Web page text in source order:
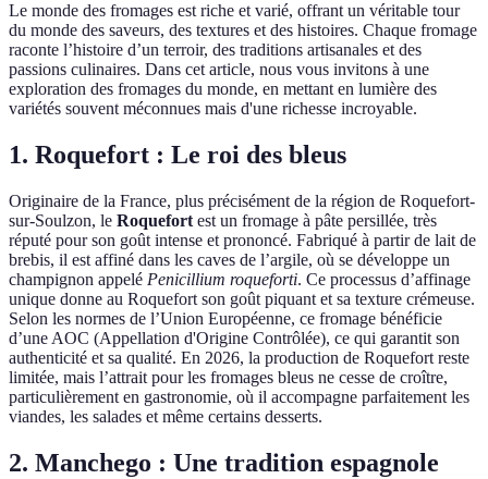
Le monde des fromages est riche et varié, offrant un véritable tour
du monde des saveurs, des textures et des histoires. Chaque fromage
raconte l’histoire d’un terroir, des traditions artisanales et des
passions culinaires. Dans cet article, nous vous invitons à une
exploration des fromages du monde, en mettant en lumière des
variétés souvent méconnues mais d'une richesse incroyable.
1. Roquefort : Le roi des bleus
Originaire de la France, plus précisément de la région de Roquefort-
sur-Soulzon, le Roquefort est un fromage à pâte persillée, très
réputé pour son goût intense et prononcé. Fabriqué à partir de lait de
brebis, il est affiné dans les caves de l’argile, où se développe un
champignon appelé Penicillium roqueforti. Ce processus d’affinage
unique donne au Roquefort son goût piquant et sa texture crémeuse.
Selon les normes de l’Union Européenne, ce fromage bénéficie
d’une AOC (Appellation d'Origine Contrôlée), ce qui garantit son
authenticité et sa qualité. En 2026, la production de Roquefort reste
limitée, mais l’attrait pour les fromages bleus ne cesse de croître,
particulièrement en gastronomie, où il accompagne parfaitement les
viandes, les salades et même certains desserts.
2. Manchego : Une tradition espagnole